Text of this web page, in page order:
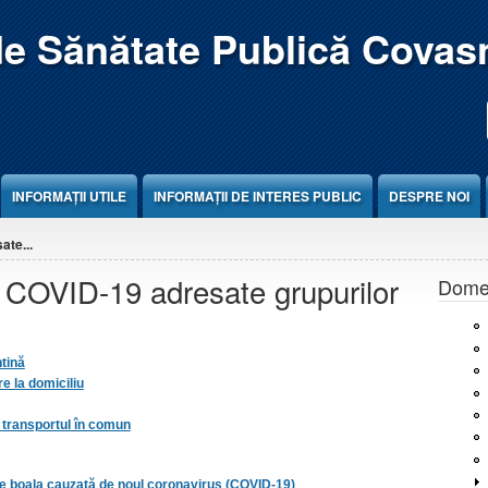
Sănătate Publică
INFORMAȚII UTILE INFORMAȚII DE INTERES PUBLIC DESPRE NOI
19 adresate grupurilor
la domiciliu
în comun
cauzată de noul coronavirus (COVID-19)